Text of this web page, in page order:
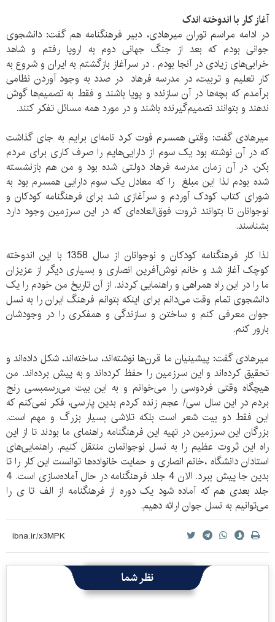
آغاز کار با اندوخته اندک
در ادامه مراسم توران میرهادی، دبیر فرهنگنامه هم گفت: دانشجوی
جوانی بودم که بعد از جنگ جهانی دوم به اروپا رفتم و شاهد
خرابی‌های زیادی در آنجا بودم . در سرآغاز بازگشتم به ایران و شروع به
کار تعلیم و تربیت، در مدرسه فرهاد در صدد به وجود آوردن نظامی
برآمدم که بچه‌ها در آن سازنده و پویا باشند و فقط به تصمیم‌ها گوش
ندهند و بتوانند تصمیم‌گیرنده باشند و در مورد همه مسائل تفکر کنند.
میرهادی گفت: وقتی همسرم فوت کرد نامه‌ای برایم به جای گذاشت
که در آن نوشته بود یک سوم از دارایی‌هایم را صرف کاری برای مردم
بکن. در آن زمان مدرسه فرهاد دولتی شده بود و من هم بازنشسته
شده بودم لذا این مبلغ را که معادل یک سوم دارایی همسرم بود به
شورای کتاب کودک آوردم و سرآغازی شد برای فرهنگنامه کودکان و
نوجوانان تا بتوانند ثروت فوق‌العاده‌ای که در این سرزمین وجود دارد
بشناسند.
لذا کار فرهنگنامه کودکان و نوجوانان از سال 1358 با این اندوخته
کوچک آغاز شد و خانم نوش‌آفرین انصاری و بسیاری دیگر از عزیزان
ما را در این راه همراهی و راهنمایی کردند. از آن تاریخ من خودم را یک
دانشجوی تمام وقت می‌دانم برای اینکه بتوانم فرهنگ ایران را به نسل
جوان معرفی کنم و ساختن و سازندگی و همفکری را در وجودشان
بارور کنم.
میرهادی گفت: پیشینیان ما قرن‌ها نوشته‌اند، ساخته‌اند، شکل داده‌اند و
تحقیق کرده‌اند و این سرزمین را حفظ کرده‌اند و به پیش برده‌اند. من
هیچگاه وقتی فردوسی را می‌خوانم و به این بیت می‌رسمبسی رنج
بردم در این سال سی/ عجم زنده کردم بدین پارسی، فکر نمی‌کنم که
این فقط دو بیت شعر است بلکه تلاشی بسیار بزرگ و مهم است.
بزرگان این سرزمین در تهیه این فرهنگنامه راهنمای ما بودند تا از این
راه این ثروت عظیم را به نسل نوجوانمان منتقل کنیم. راهنمایی‌های
استادان دانشگاه ،خانم انصاری و حمایت خانواده‌ها توانست این کار را تا
بدین جا پیش ببرد. الان 4 جلد فرهنگنامه در حال آماده‌سازی است. 4
جلد بعدی هم که آماده شود یک دوره از فرهنگنامه از الف تا ی را
می‌توانیم به نسل جوان ارائه دهیم.
نظر شما